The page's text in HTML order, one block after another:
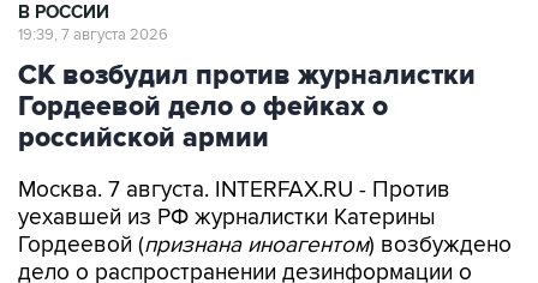
В РОССИИ
19:39, 7 августа 2026
СК возбудил против журналистки
Гордеевой дело о фейках о
российской армии
Москва. 7 августа. INTERFAX.RU - Против
уехавшей из РФ журналистки Катерины
Гордеевой (признана иноагентом) возбуждено
дело о распространении дезинформации о